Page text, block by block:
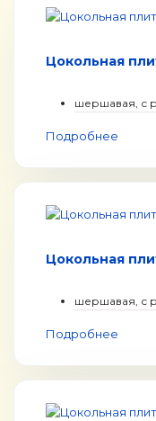
Цокольная
шершавая, с
Подробнее
Цокольная
шершавая, с
Подробнее